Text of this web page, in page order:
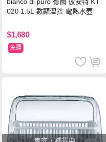
020 1.5L 數顯溫控 電熱水壺
$1,680
免運